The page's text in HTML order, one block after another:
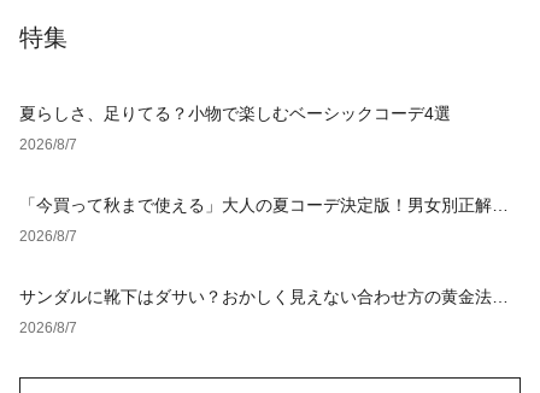
特集
夏らしさ、足りてる？小物で楽しむベーシックコーデ4選
2026/8/7
「今買って秋まで使える」大人の夏コーデ決定版！男女別正解ス
タイルとNGな着こなし
2026/8/7
サンダルに靴下はダサい？おかしく見えない合わせ方の黄金法則
と男女別おすすめコーデ
2026/8/7